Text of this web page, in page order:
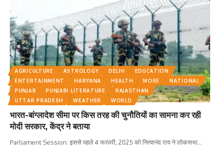
कार्यों का किया अवलोकन
AGRICULTURE ASTROLOGY DELHI
EDUCATION
ENTERTAINMENT
HARYANA HEALTH MORE
NATIONAL
PUNJAB
PUNJABI LITERATURE
RAJASTHAN
UTTAR PRADESH
WEATHER WORLD
भारत-बांग्लादेश सीमा पर किस तरह की चुनौतियों का सामना कर रही
मोदी सरकार, केंद्र ने बताया
Parliament Session: इससे पहले 4 फरवरी, 2025 को नित्यानंद राय ने लोकसभा…